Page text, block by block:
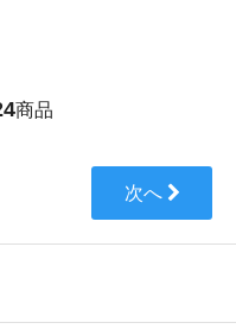
商品
次へ